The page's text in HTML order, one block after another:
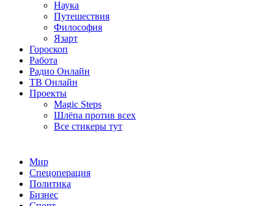
Наука
Путешествия
Философия
Язарт
Гороскоп
Работа
Радио Онлайн
ТВ Онлайн
Проекты
Magic Steps
Шлёпа против всех
Все стикеры тут
Мир
Спецоперация
Политика
Бизнес